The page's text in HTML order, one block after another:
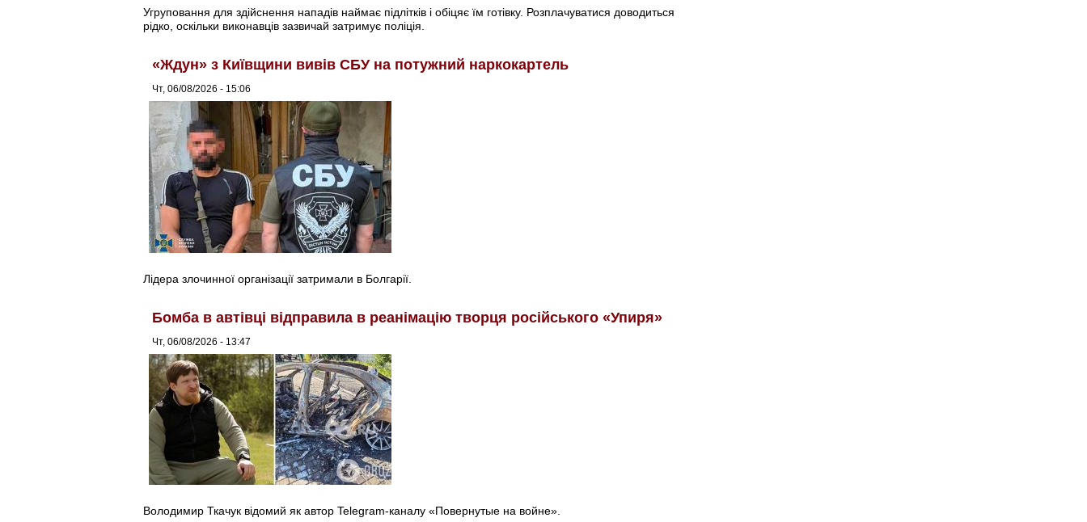
Угруповання для здійснення нападів наймає підлітків і обіцяє їм готівку. Розплачуватися доводиться
рідко, оскільки виконавців зазвичай затримує поліція.
«Ждун» з Київщини вивів СБУ на потужний наркокартель
Чт, 06/08/2026 - 15:06
Лідера злочинної організації затримали в Болгарії.
Бомба в автівці відправила в реанімацію творця російського «Упиря»
Чт, 06/08/2026 - 13:47
Володимир Ткачук відомий як автор Telegram-каналу «Повернутые на войне».